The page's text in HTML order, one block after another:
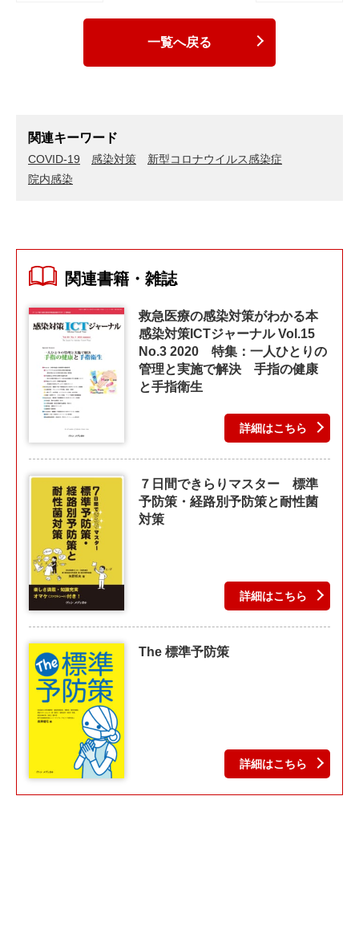
一覧へ戻る
関連キーワード
COVID-19 感染対策
新型コロナウイルス感染症
院内感染
関連書籍・雑誌
救急医療の感染対策がわかる本
感染対策ICTジャーナル Vol.15
No.3 2020 特集：一人ひとりの
管理と実施で解決 手指の健康
と手指衛生
詳細はこちら
７日間できらりマスター 標準
予防策・経路別予防策と耐性菌
対策
詳細はこちら
The 標準予防策
詳細はこちら